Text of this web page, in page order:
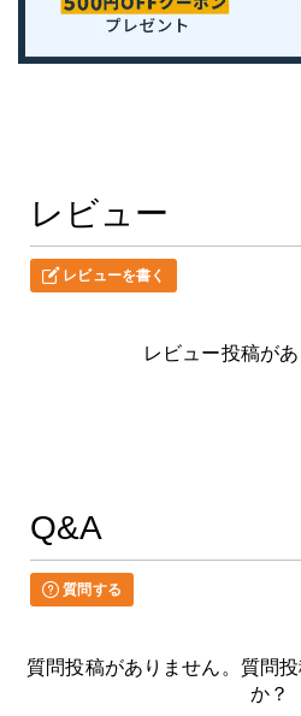
レビュー
レビューを書く
レビュー投稿があ
Q&A
質問する
質問投稿がありません。質問
か？